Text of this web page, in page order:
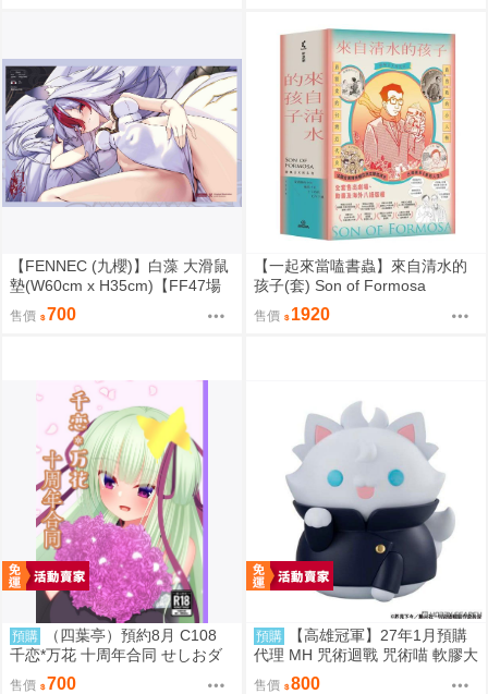
【FENNEC (九櫻)】白藻 大滑鼠
墊(W60cm x H35cm)【FF47場
前預購】{宅即門}
售價 700
【一起來當嗑書蟲】來自清水的
孩子(套) Son of Formosa
售價 1920
預購
（四葉亭）預約8月 C108
千恋*万花 十周年合同 せしおダ
售價 700
預購
【高雄冠軍】27年1月預購
代理 MH 咒術迴戰 咒術喵 軟膠大
貓咪 五條悟 再版 免訂金0813
售價 800